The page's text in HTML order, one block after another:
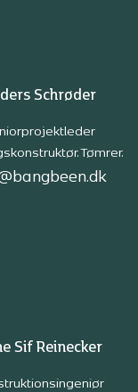
Schrøder
Tømrer.
Sif Reinecker